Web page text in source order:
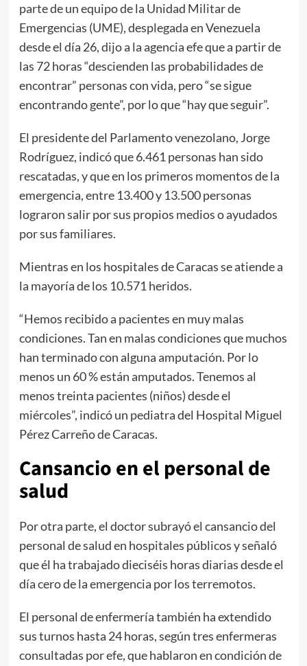
parte de un equipo de la Unidad Militar de
Emergencias (UME), desplegada en Venezuela
desde el día 26, dijo a la agencia efe que a partir de
las 72 horas “descienden las probabilidades de
encontrar” personas con vida, pero “se sigue
encontrando gente”, por lo que “hay que seguir”.
El presidente del Parlamento venezolano, Jorge
Rodríguez, indicó que 6.461 personas han sido
rescatadas, y que en los primeros momentos de la
emergencia, entre 13.400 y 13.500 personas
lograron salir por sus propios medios o ayudados
por sus familiares.
Mientras en los hospitales de Caracas se atiende a
la mayoría de los 10.571 heridos.
“Hemos recibido a pacientes en muy malas
condiciones. Tan en malas condiciones que muchos
han terminado con alguna amputación. Por lo
menos un 60 % están amputados. Tenemos al
menos treinta pacientes (niños) desde el
miércoles”, indicó un pediatra del Hospital Miguel
Pérez Carreño de Caracas.
Cansancio en el personal de
salud
Por otra parte, el doctor subrayó el cansancio del
personal de salud en hospitales públicos y señaló
que él ha trabajado dieciséis horas diarias desde el
día cero de la emergencia por los terremotos.
El personal de enfermería también ha extendido
sus turnos hasta 24 horas, según tres enfermeras
consultadas por efe, que hablaron en condición de